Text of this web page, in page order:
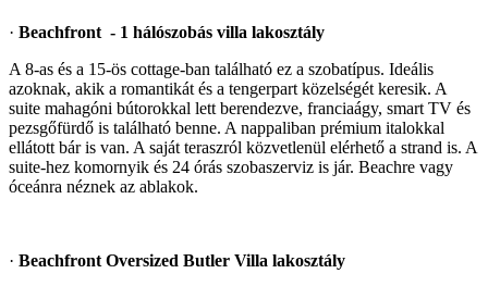
· Beachfront - 1 hálószobás villa lakosztály
A 8-as és a 15-ös cottage-ban található ez a szobatípus. Ideális
azoknak, akik a romantikát és a tengerpart közelségét keresik. A
suite mahagóni bútorokkal lett berendezve, franciaágy, smart TV és
pezsgőfürdő is található benne. A nappaliban prémium italokkal
ellátott bár is van. A saját teraszról közvetlenül elérhető a strand is. A
suite-hez komornyik és 24 órás szobaszerviz is jár. Beachre vagy
óceánra néznek az ablakok.
· Beachfront Oversized Butler Villa lakosztály